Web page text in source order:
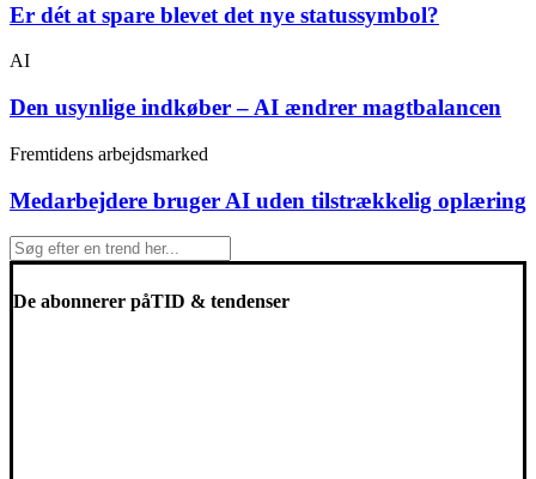
Er dét at spare blevet det nye statussymbol?
AI
Den usynlige indkøber – AI ændrer magtbalancen
Fremtidens arbejdsmarked
Medarbejdere bruger AI uden tilstrækkelig oplæring
De abonnerer påTID & tendenser